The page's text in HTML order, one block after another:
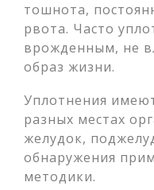
тошнота,
рвота. Часто
врожденным, не
образ жизни.
Уплотнения
разных местах
желудок,
обнаружения
методики.